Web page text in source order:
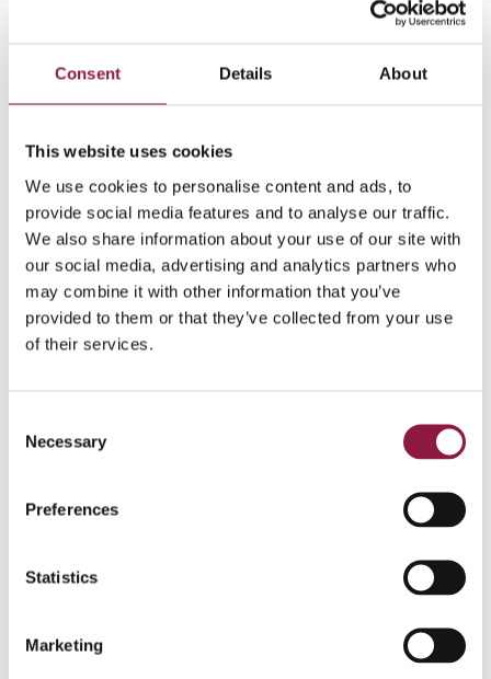
Consent Details About
This website uses cookies
We use cookies to personalise content and ads, to
provide social media features and to analyse our traffic.
We also share information about your use of our site with
our social media, advertising and analytics partners who
may combine it with other information that you’ve
provided to them or that they’ve collected from your use
of their services.
Necessary
Preferences
Statistics
Marketing
kontorarbeidere, og at det er greit å ha forskjellige
Når du håndterer skiftbaserte enheter, gi kun
Med brukervennlighet
kommer produktivitet
La oss ta for oss produktivitet før vi avrunder denne
artikkelen. Alle våre anbefalinger går nemlig tilbake til
nettopp det, og økt kvalitet og produktivitet er grunnen
til at vi alle legger ut på ulike digitaliseringsreiser.
også utfordringer sett ut ifra et mikroperspektiv som
isolert sett er små, men ganget med antall arbeidere
og antall ganger en oppgave utføres, likevel kan være
betydelige produktivitetstyver.
Si at du skanner en strekkode og den havner i feil felt.
Kanskje må du bruke noen sekunder på å justere noe,
deg til den riktige Bluetooth-skriveren. Å ta tak i disse
mikroproblemene kan føre til betydelige